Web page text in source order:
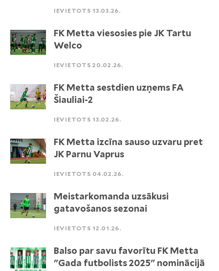
IEVIETOTS 13.03.26.
FK Metta viesosies pie JK Tartu
Welco
IEVIETOTS 20.02.26.
FK Metta sestdien uzņems FA
Šiauliai-2
IEVIETOTS 13.02.26.
FK Metta izcīna sauso uzvaru pret
JK Parnu Vaprus
IEVIETOTS 04.02.26.
Meistarkomanda uzsākusi
gatavošanos sezonai
IEVIETOTS 12.01.26.
Balso par savu favorītu FK Metta
"Gada futbolists 2025" nominācijā